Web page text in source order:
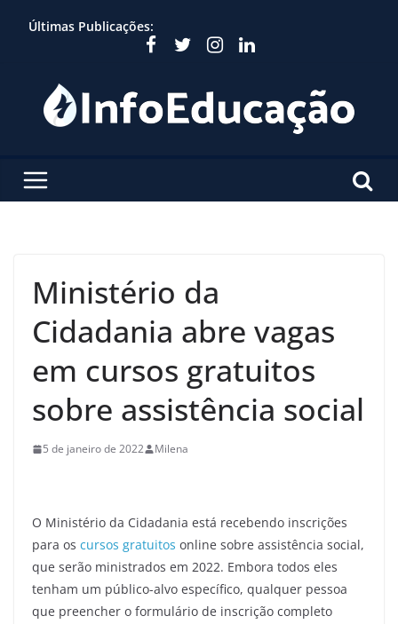
Últimas Publicações:
Ministério da
Cidadania abre vagas
em cursos gratuitos
sobre assistência social
5 de janeiro de 2022 Milena
O Ministério da Cidadania está recebendo inscrições
para os cursos gratuitos online sobre assistência social,
que serão ministrados em 2022. Embora todos eles
tenham um público-alvo específico, qualquer pessoa
que preencher o formulário de inscrição completo